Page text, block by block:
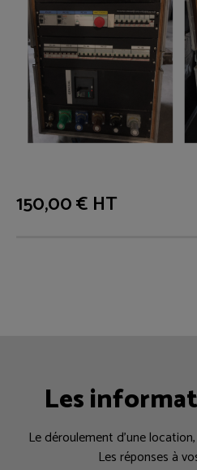
150,00 € HT
Les
Le déroulement d’une
Les réponses à